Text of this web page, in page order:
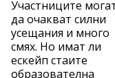
Участниците
да очакват силни
усещания и много
смях. Но имат ли
ескейп стаите
образователна